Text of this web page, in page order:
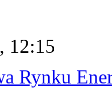
12:15
Rynku